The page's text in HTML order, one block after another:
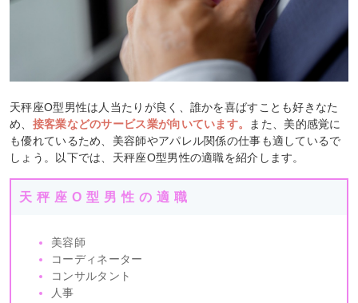
天秤座O型男性は人当たりが良く、誰かを喜ばすことも好きなた
め、 接客業などのサービス業が向いています。
また、美的感覚に
も優れているため、美容師やアパレル関係の仕事も適しているで
しょう。以下では、天秤座O型男性の適職を紹介します。
天秤座O型男性の適職
美容師
コーディネーター
コンサルタント
人事